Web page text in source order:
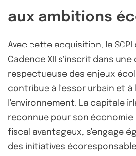
aux ambitions
Avec cette acquisition, la
Cadence XII s'inscrit dans une
respectueuse des enjeux
contribue à l'essor urbain et
l'environnement. La capitale
reconnue pour son économie
fiscal avantageux, s'engage
des initiatives